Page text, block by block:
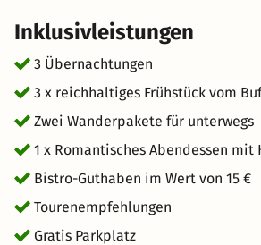
Inklusivleistungen
3 Übernachtungen
3 x reichhaltiges Frühstück vom
Zwei Wanderpakete für unterwegs
1 x Romantisches Abendessen mit
Bistro-Guthaben im Wert von 15 €
Tourenempfehlungen
Gratis Parkplatz